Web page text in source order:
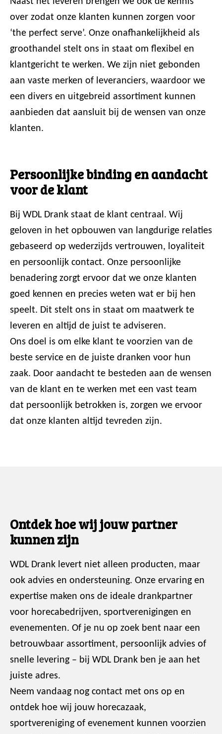
over zodat onze klanten kunnen zorgen voor
‘the perfect serve’. Onze onafhankelijkheid als
groothandel stelt ons in staat om flexibel en
klantgericht te werken. We zijn niet gebonden
aan vaste merken of leveranciers, waardoor we
een divers en uitgebreid assortiment kunnen
aanbieden dat aansluit bij de wensen van onze
klanten.
Persoonlijke binding en aandacht
voor de klant
Bij WDL Drank staat de klant centraal. Wij
geloven in het opbouwen van langdurige relaties
gebaseerd op wederzijds vertrouwen, loyaliteit
en persoonlijk contact. Onze persoonlijke
benadering zorgt ervoor dat we onze klanten
goed kennen en precies weten wat er bij hen
speelt. Dit stelt ons in staat om maatwerk te
leveren en altijd de juist te adviseren.
Ons doel is om elke klant te voorzien van de
beste service en de juiste dranken voor hun
zaak. Door aandacht te besteden aan de wensen
van de klant en te werken met een vast team
dat persoonlijk betrokken is, zorgen we ervoor
dat onze klanten altijd tevreden zijn.
Ontdek hoe wij jouw partner
kunnen zijn
WDL Drank levert niet alleen producten, maar
ook advies en ondersteuning. Onze ervaring en
expertise maken ons de ideale drankpartner
voor horecabedrijven, sportverenigingen en
evenementen. Of je nu op zoek bent naar een
betrouwbaar assortiment, persoonlijk advies of
snelle levering – bij WDL Drank ben je aan het
juiste adres.
Neem vandaag nog contact met ons op en
ontdek hoe wij jouw horecazaak,
sportvereniging of evenement kunnen voorzien